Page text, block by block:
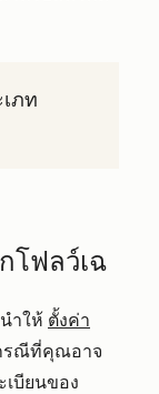
ภท
โฟลว์เฉ
ำให้ ตั้งค่า
รณีที่คุณอาจ
เบียนของ